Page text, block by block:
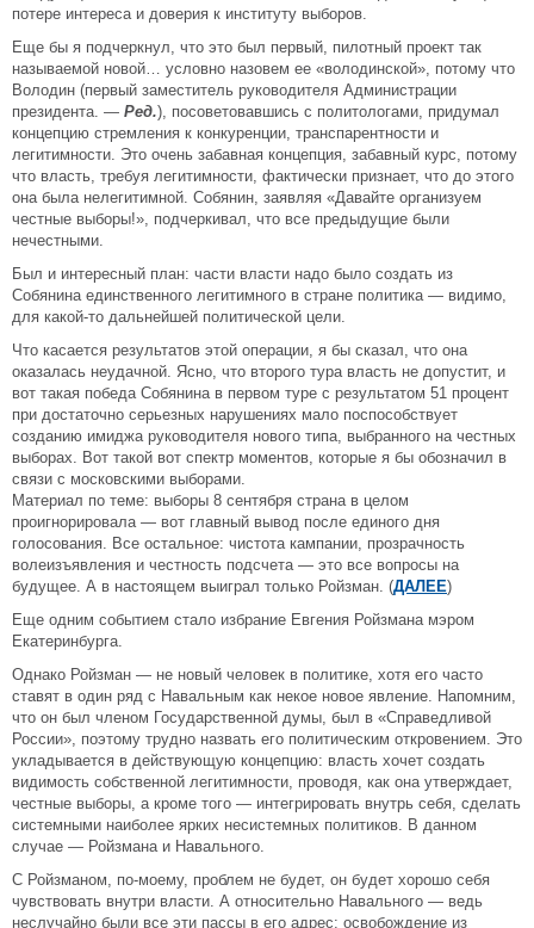
потере интереса и доверия к институту выборов.
Еще бы я подчеркнул, что это был первый, пилотный проект так
называемой новой… условно назовем ее «володинской», потому что
Володин (первый заместитель руководителя Администрации
президента. — Ред.), посоветовавшись с политологами, придумал
концепцию стремления к конкуренции, транспарентности и
легитимности. Это очень забавная концепция, забавный курс, потому
что власть, требуя легитимности, фактически признает, что до этого
она была нелегитимной. Собянин, заявляя «Давайте организуем
честные выборы!», подчеркивал, что все предыдущие были
нечестными.
Был и интересный план: части власти надо было создать из
Собянина единственного легитимного в стране политика — видимо,
для какой-то дальнейшей политической цели.
Что касается результатов этой операции, я бы сказал, что она
оказалась неудачной. Ясно, что второго тура власть не допустит, и
вот такая победа Собянина в первом туре с результатом 51 процент
при достаточно серьезных нарушениях мало поспособствует
созданию имиджа руководителя нового типа, выбранного на честных
выборах. Вот такой вот спектр моментов, которые я бы обозначил в
связи с московскими выборами.
Материал по теме: выборы 8 сентября страна в целом
проигнорировала — вот главный вывод после единого дня
голосования. Все остальное: чистота кампании, прозрачность
волеизъявления и честность подсчета — это все вопросы на
будущее. А в настоящем выиграл только Ройзман. (ДАЛЕЕ)
Еще одним событием стало избрание Евгения Ройзмана мэром
Екатеринбурга.
Однако Ройзман — не новый человек в политике, хотя его часто
ставят в один ряд с Навальным как некое новое явление. Напомним,
что он был членом Государственной думы, был в «Справедливой
России», поэтому трудно назвать его политическим откровением. Это
укладывается в действующую концепцию: власть хочет создать
видимость собственной легитимности, проводя, как она утверждает,
честные выборы, а кроме того — интегрировать внутрь себя, сделать
системными наиболее ярких несистемных политиков. В данном
случае — Ройзмана и Навального.
С Ройзманом, по-моему, проблем не будет, он будет хорошо себя
чувствовать внутри власти. А относительно Навального — ведь
неслучайно были все эти пассы в его адрес: освобождение из